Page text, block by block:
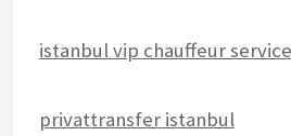
istanbul vip chauffeur service
privattransfer istanbul